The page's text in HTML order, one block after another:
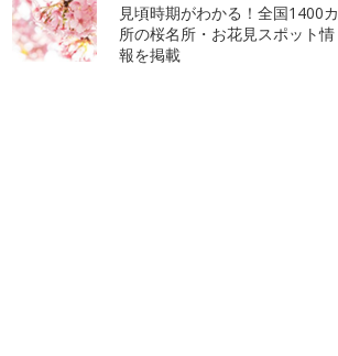
見頃時期がわかる！全国1400カ
所の桜名所・お花見スポット情
報を掲載